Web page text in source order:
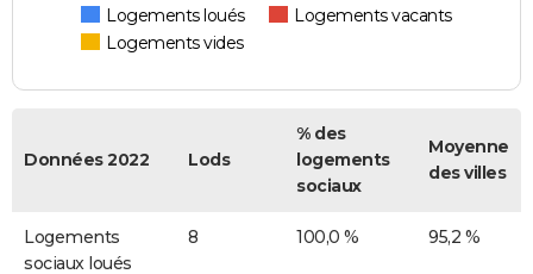
Logements loués
Logements vacants
Logements vides
Données 2022 Lods
% des
logements
sociaux
Moyenne
des villes
Logements
sociaux loués
8 100,0 % 95,2 %